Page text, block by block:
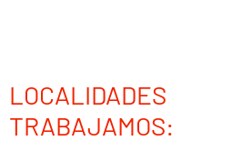
TRABAJAMOS: